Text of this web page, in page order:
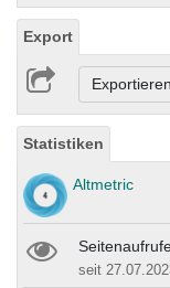
Export
Statistiken
Altmetric
seit